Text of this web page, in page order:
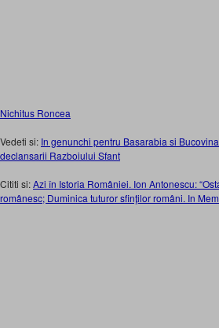
Nichitus Roncea
Vedeti si: In genunchi pentru Basarabia si
declansarii Razboiului Sfant
Cititi si:Azi în Istoria României. Ion Antonescu:
românesc; Duminica tuturor sfinţilor români. In